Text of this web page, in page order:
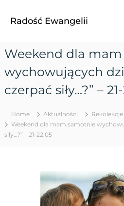
Radość Ewangelii
Weekend dla
wychowujących
czerpać siły…?” –
Home Aktualności
Rekolekcje
Weekend dla mam samotnie
siły…?” – 21-22.05